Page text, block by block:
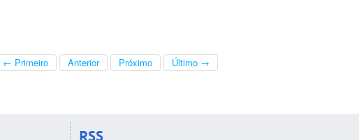
← Primeiro Anterior Próximo Último →
RSS